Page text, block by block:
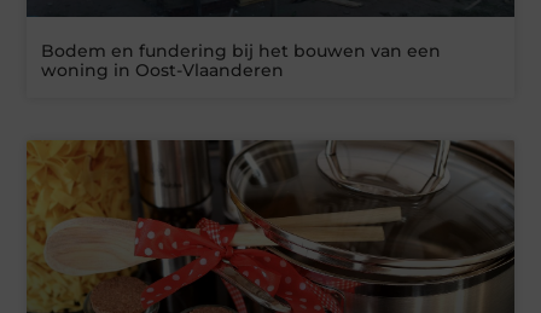
Bodem en fundering bij het bouwen van een
woning in Oost-Vlaanderen